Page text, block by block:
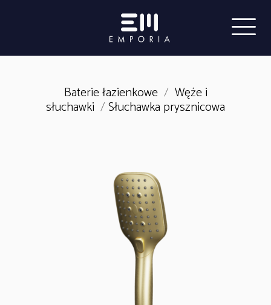
Baterie łazienkowe / Węże i
słuchawki /Słuchawka prysznicowa